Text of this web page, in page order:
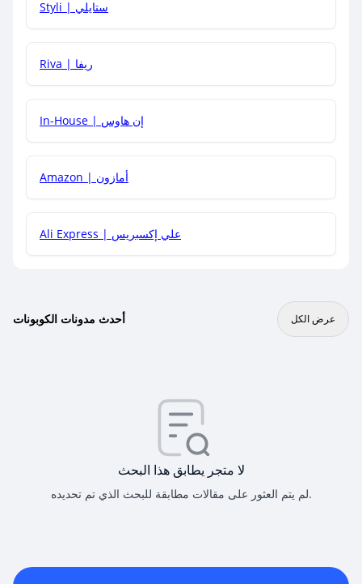
هل يمكنني جمع كود خصم مع العروض الأخرى؟
Styli | ستايلي
Riva | ريفا
In-House | إن هاوس
Amazon | أمازون
Ali Express | علي إكسبريس
أحدث مدونات الكوبونات عرض الكل
لا متجر يطابق هذا البحث
لم يتم العثور على مقالات مطابقة للبحث الذي تم تحديده.